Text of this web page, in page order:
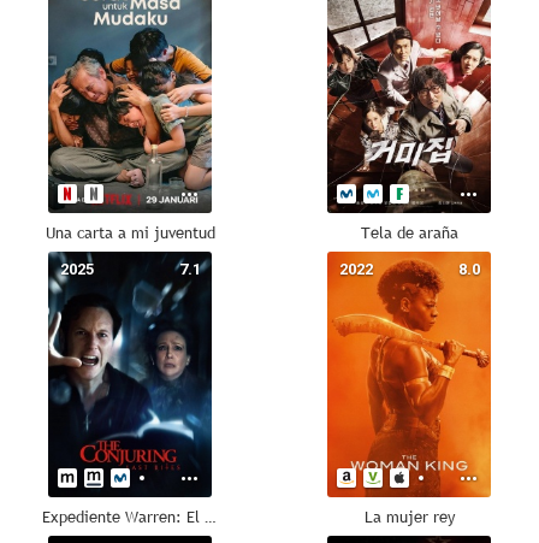
Una carta a mi juventud Tela de araña
7.1
2025
Expediente Warren: El último rito
8.0
2022
La mujer rey